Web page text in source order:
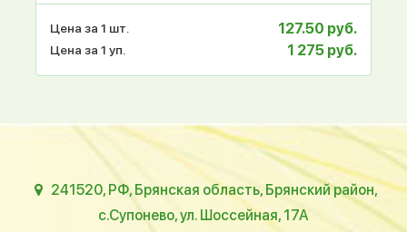
Цена за 1 шт. 127.50 руб.
Цена за 1 уп. 1 275 руб.
241520, РФ, Брянская область, Брянский район,
с.Супонево, ул. Шоссейная, 17А